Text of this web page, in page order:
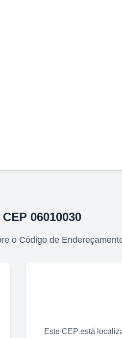
06010030
o Código de
Este CEP está